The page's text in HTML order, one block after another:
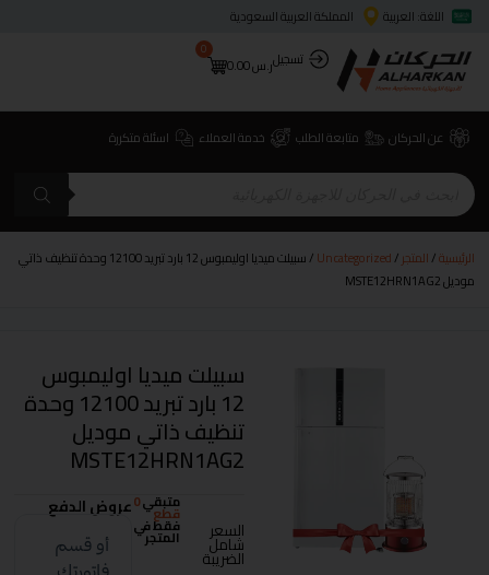
اللغة: العربية
المملكة العربية السعودية
تسجيلر.س0.00
0
عن الحركان متابعة الطلب خدمة العملاء اسئلة متكررة
الرئيسية/المتجر/
Uncategorized
/ سبيلت ميديا اوليمبوس 12 بارد تبريد 12100 وحدة تنظيف ذاتي
موديل MSTE12HRN1AG2
سبيلت ميديا اوليمبوس
12 بارد تبريد 12100 وحدة
تنظيف ذاتي موديل
MSTE12HRN1AG2
السعر
شامل
الضريبة
متبقي0
قطع
فقط في
المتجر
عروض الدفع